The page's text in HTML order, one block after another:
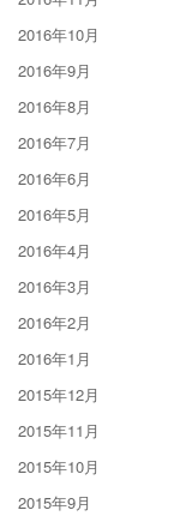
2016年10月
2016年9月
2016年8月
2016年7月
2016年6月
2016年5月
2016年4月
2016年3月
2016年2月
2016年1月
2015年12月
2015年11月
2015年10月
2015年9月